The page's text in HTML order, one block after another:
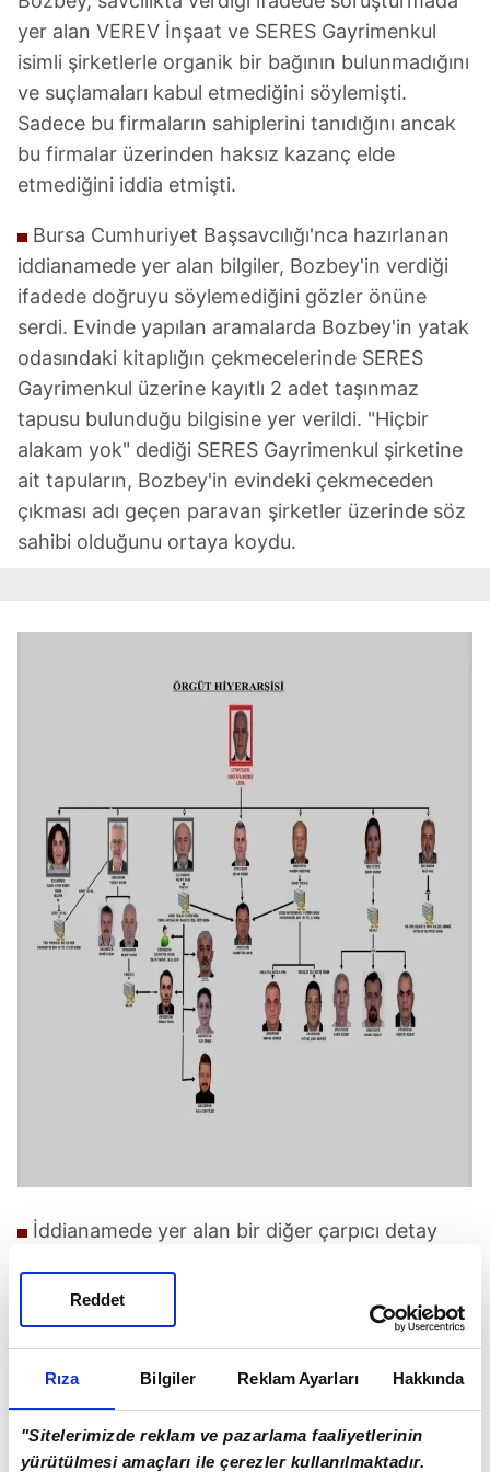
Rıza Bilgiler Reklam Ayarları Hakkında
"Sitelerimizde reklam ve pazarlama faaliyetlerinin
yürütülmesi amaçları ile çerezler kullanılmaktadır.
Reddet
yer alan VEREV İnşaat ve SERES Gayrimenkul
isimli şirketlerle organik bir bağının bulunmadığını
ve suçlamaları kabul etmediğini söylemişti.
Sadece bu firmaların sahiplerini tanıdığını ancak
bu firmalar üzerinden haksız kazanç elde
etmediğini iddia etmişti.
Bursa Cumhuriyet Başsavcılığı'nca hazırlanan
iddianamede yer alan bilgiler, Bozbey'in verdiği
ifadede doğruyu söylemediğini gözler önüne
serdi. Evinde yapılan aramalarda Bozbey'in yatak
odasındaki kitaplığın çekmecelerinde SERES
Gayrimenkul üzerine kayıtlı 2 adet taşınmaz
tapusu bulunduğu bilgisine yer verildi. "Hiçbir
alakam yok" dediği SERES Gayrimenkul şirketine
ait tapuların, Bozbey'in evindeki çekmeceden
çıkması adı geçen paravan şirketler üzerinde söz
sahibi olduğunu ortaya koydu.
İddianamede yer alan bir diğer çarpıcı detay
ortaya çıktı. Müteahhit Deniz B. ifadesinde,
"Mustafa Bozbey, ismini bilmediğim avukatını
yolladı. Avukat, daha önce kentsel dönüşüm
projesi için anlaştığımız 3 taşınmazın devri ile
ilgili 'satış vaadi sözleşmesi' imzalattı. Bunun
sebebi, proje tamamlandıktan sonra verilecek